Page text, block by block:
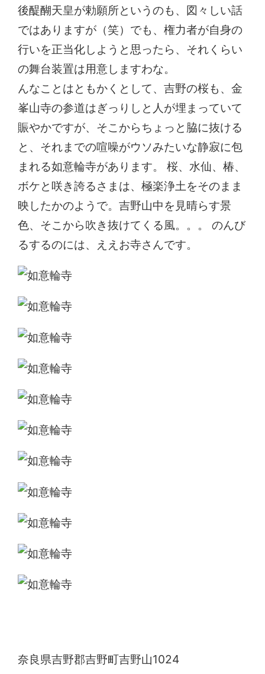
後醍醐天皇が勅願所というのも、図々しい話
ではありますが（笑）でも、権力者が自身の
行いを正当化しようと思ったら、それくらい
の舞台装置は用意しますわな。
んなことはともかくとして、吉野の桜も、金
峯山寺の参道はぎっりしと人が埋まっていて
賑やかですが、そこからちょっと脇に抜ける
と、それまでの喧噪がウソみたいな静寂に包
まれる如意輪寺があります。 桜、水仙、椿、
ボケと咲き誇るさまは、極楽浄土をそのまま
映したかのようで。吉野山中を見晴らす景
色、そこから吹き抜けてくる風。。。 のんび
るするのには、ええお寺さんです。
奈良県吉野郡吉野町吉野山1024